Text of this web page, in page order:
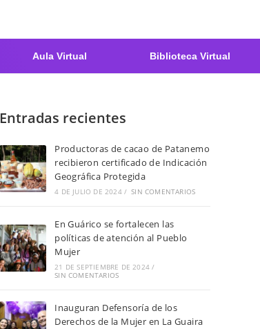
Aula Virtual Biblioteca Virtual
Entradas recientes
Productoras de cacao de Patanemo
recibieron certificado de Indicación
Geográfica Protegida
4 DE JULIO DE 2024 / SIN COMENTARIOS
En Guárico se fortalecen las
políticas de atención al Pueblo
Mujer
21 DE SEPTIEMBRE DE 2024 /
SIN COMENTARIOS
Inauguran Defensoría de los
Derechos de la Mujer en La Guaira